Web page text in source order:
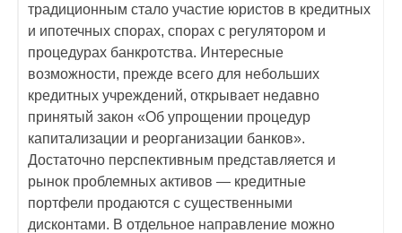
традиционным стало участие юристов в кредитных
и ипотечных спорах, спорах с регулятором и
процедурах банкротства. Интересные
возможности, прежде всего для небольших
кредитных учреждений, открывает недавно
принятый закон «Об упрощении процедур
капитализации и реорганизации банков».
Достаточно перспективным представляется и
рынок проблемных активов — кредитные
портфели продаются с существенными
дисконтами. В отдельное направление можно